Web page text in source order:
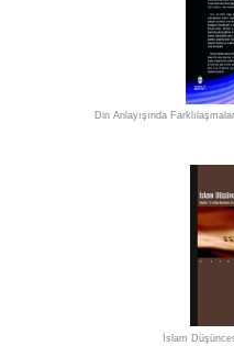
Din Anlayışında
İslam